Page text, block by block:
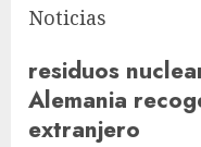
Noticias
residuos
Alemania
extranjero